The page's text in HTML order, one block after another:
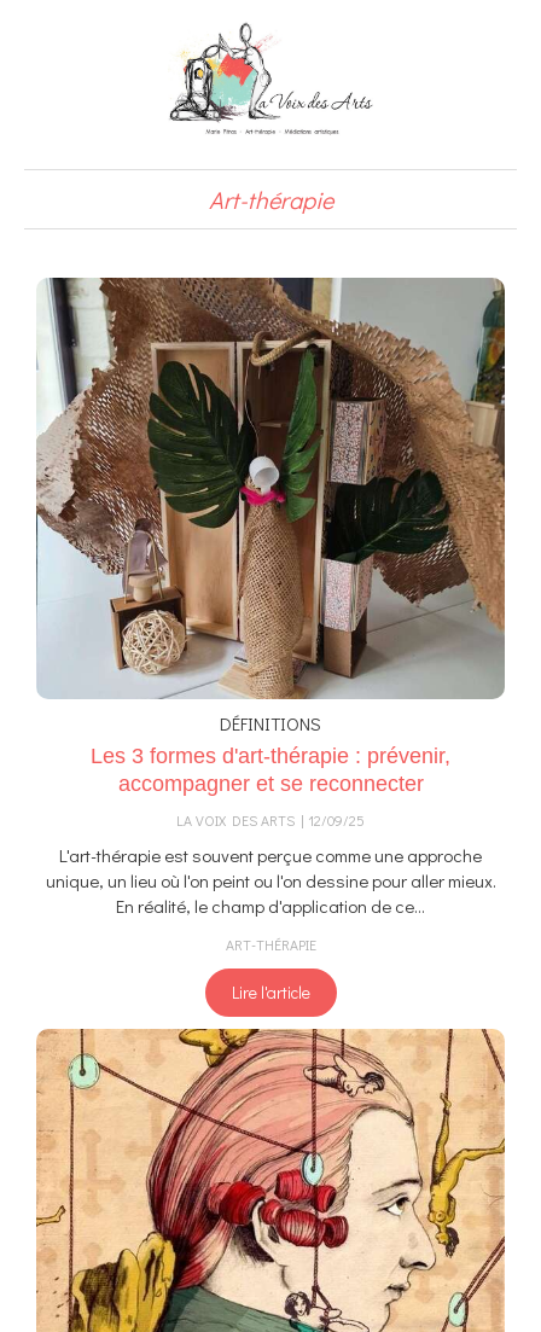
Art-thérapie
DÉFINITIONS
Les 3 formes d'art-thérapie : prévenir,
accompagner et se reconnecter
LA VOIX DES ARTS 12/09/25
L'art-thérapie est souvent perçue comme une approche
unique, un lieu où l'on peint ou l'on dessine pour aller mieux.
En réalité, le champ d'application de ce...
ART-THÉRAPIE
Lire l'article